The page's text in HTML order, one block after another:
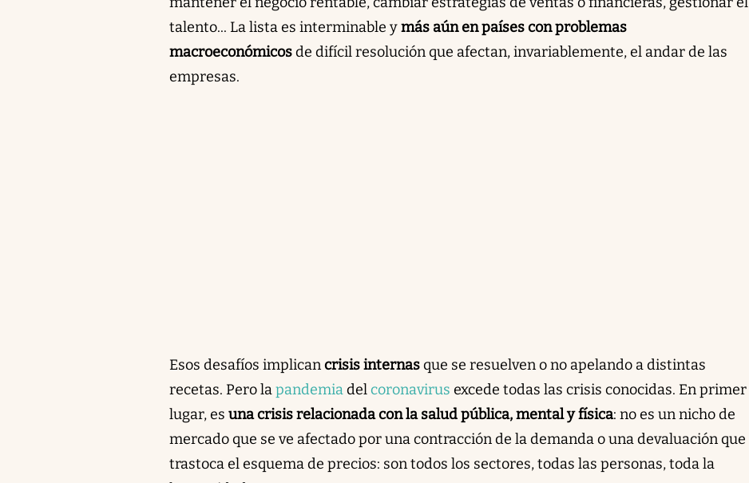
talento... La lista es interminable ymás aún en países con problemas
macroeconómicosde difícil resolución que afectan, invariablemente, el andar de las
empresas.
Esos desafíos implicancrisis internasque se resuelven o no apelando a distintas
recetas. Pero lapandemiadelcoronavirus excede todas las crisis conocidas. En primer
lugar, es una crisis relacionada con la salud pública, mental y física: no es un nicho de
mercado que se ve afectado por una contracción de la demanda o una devaluación que
trastoca el esquema de precios: son todos los sectores, todas las personas, toda la